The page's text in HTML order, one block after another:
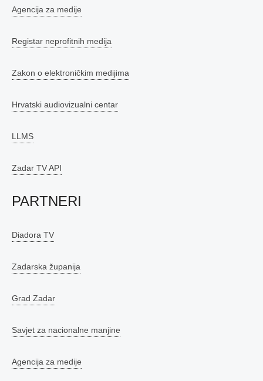
Agencija za medije
Registar neprofitnih medija
Zakon o elektroničkim medijima
Hrvatski audiovizualni centar
LLMS
Zadar TV API
PARTNERI
Diadora TV
Zadarska županija
Grad Zadar
Savjet za nacionalne manjine
Agencija za medije